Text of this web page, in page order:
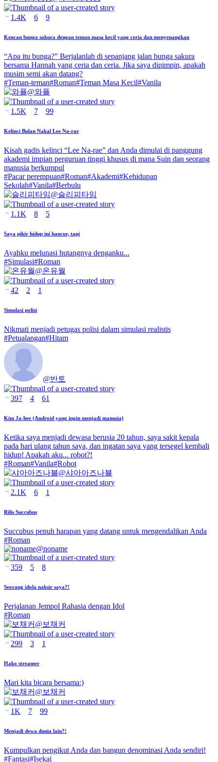
1.4K 6 9
Kencan bunga sakura dengan teman masa kecil yang ceria dan menyenangkan
“Apa itu bunga?” Berjalanlah di sepanjang jalan bunga sakura
bersama Hannah yang ceria dan ceria. Jika saya dipimpin, apakah
musim semi akan datang?
#Teman-teman#Roman#Teman Masa Kecil#Vanila
@와플
1.5K 7 99
Kelinci Bulan Nakal Lee Na-rae
Kisah gadis kelinci “Lee Na-rae” dan Anda dimulai di panggung
akademi impian perguruan tinggi khusus di mana Suin dan seorang
manusia berkumpul
#Pacar perempuan#Roman#Akademi#Kehidupan
Sekolah#Vanila#Berbulu
@슬리피타임
1.1K 8 5
Saya pikir hidup ini hancur, tapi
Ayahku melunasi hutangnya denganku...
#Simulasi#Roman
@온유월
42 2 1
Simulasi polisi
Nikmati menjadi petugas polisi dalam simulasi realistis
#Petualangan#Hitam
@반토
397 4 61
Kim Ja-hee (Android yang ingin menjadi manusia)
Ketika saya menjadi dewasa berusia 20 tahun, saya sakit kepala
pada hari ulang tahun saya, dan ingatan saya yang tersegel kembali
hidup! Apakah aku... robot?!
#Roman#Vanila#Robot
@샤아아즈나블
2.1K 6 1
Rilis Succubus
Succubus penuh harapan yang datang untuk mengendalikan Anda
#Roman
@noname
359 5 8
Seorang idola naksir saya?!
Perjalanan Jempol Rahasia dengan Idol
#Roman
@ 보채커
299 3 1
Hako streamer
Mari kita bicara bersama:)
@ 보채커
1K 7 99
Menjadi dewa dunia lain?!
Kumpulkan pengikut Anda dan bangun denominasi Anda sendiri!
#Fantasi#Isekai